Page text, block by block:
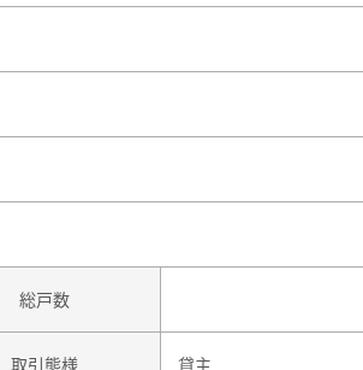
総戸数
取引態様 貸主